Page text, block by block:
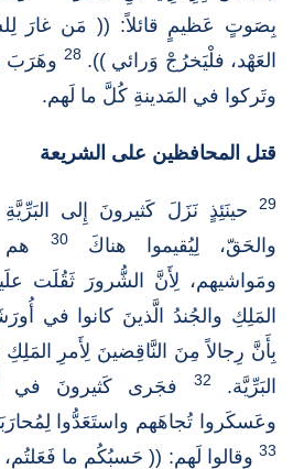
بِصَوتٍ عَظيمٍ قائلاً: (( مَن غارَ
العَهْد، فلْيَخرُجْ وَرائي )).28 وهَرَبَ
وتَركوا في المَدينةِ كُلَّ ما لَهم.
قتل المحافظين على الشريعة
29
حينَئِذٍ نَزَلَ كَثيرونَ إِلى
والحَقّ، لِيُقيموا هناكَ30
هم
ومَواشيهم، لِأَنَّ الشُّرورَ ثَقُلَت
المَلِكِ والجُندُ الَّذينَ كانوا في
بِأَنَّ رِجالاً مِنَ النَّاقِضينَ لِأَمرِ المَلِكِ
البَرِّيَّة.
32
فجَرى كَثيرونَ في
وعَسكَروا تُجاهَهم واستَعَدُّوا
33 وقالوا لَهم: (( حَسبُكُم ما فَعَلتُم،